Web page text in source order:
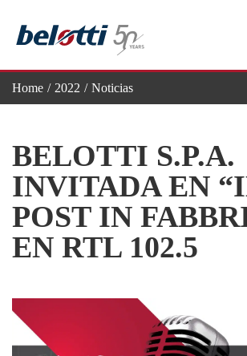
content
Home 2022 Noticias
BELOTTI S.P.A.
INVITADA EN
POST IN
EN RTL 102.5